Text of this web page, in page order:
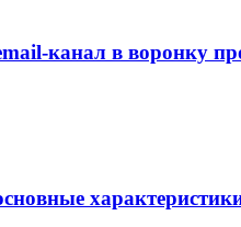
канал в воронку